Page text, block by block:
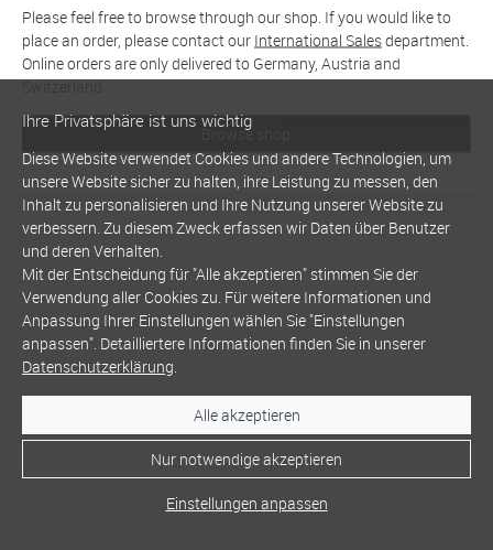
Please feel free to browse through our shop. If you would like to
place an order, please contact our International Salesdepartment.
Online orders are only delivered to Germany, Austria and
Switzerland
Browse shop
Ihre Privatsphäre ist uns wichtig
Diese Website verwendet Cookies und andere Technologien, um
unsere Website sicher zu halten, ihre Leistung zu messen, den
Inhalt zu personalisieren und Ihre Nutzung unserer Website zu
verbessern. Zu diesem Zweck erfassen wir Daten über Benutzer
und deren Verhalten.
Mit der Entscheidung für "Alle akzeptieren" stimmen Sie der
Verwendung aller Cookies zu. Für weitere Informationen und
Anpassung Ihrer Einstellungen wählen Sie "Einstellungen
anpassen". Detailliertere Informationen finden Sie in unserer
Datenschutzerklärung.
Alle akzeptieren
Nur notwendige akzeptieren
Einstellungen anpassen